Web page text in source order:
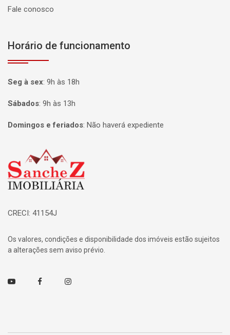
Fale conosco
Horário de funcionamento
Seg à sex: 9h às 18h
Sábados: 9h às 13h
Domingos e feriados: Não haverá expediente
Página inicial
CRECI: 41154J
Os valores, condições e disponibilidade dos imóveis estão sujeitos
a alterações sem aviso prévio.
Youtube FacebookInstagram